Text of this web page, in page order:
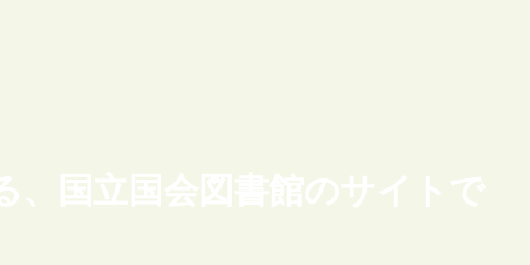
、国立国会図書館のサイトで